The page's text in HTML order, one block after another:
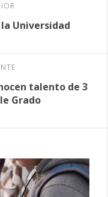
Universidad
talento de 3
Grado